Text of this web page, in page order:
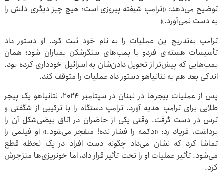
توضیح می‌دهد: «ترامپ شیفته پیروزی است؛ هیچ چیز دیگری دلش را
به دست نمی‌آورد.»
ترامپ به‌تدریج این عملیات را به نام خود ثبت کرد. او دستور داد
تأسیسات هسته‌ای فردو با بمب‌های سنگرشکن بمباران شود؛ همان
بمب‌هایی که پیش‌تر از تحویل دادن‌شان به اسرائیل خودداری کرده بود.
اندکی بعد هم به نتانیاهو دستور داد عملیات را متوقف کند.
پس از عملیات پیجرها در لبنان در سپتامبر ۲۰۲۴، نتانیاهو یک پیجر
طلایی برای ترامپ هدیه آورد. ترامپ دستگاه را با ترکیبی از شگفتی و
ترس در دست گرفت. وقتی یکی از حاضران در اتاق بیضی‌شکل آن را
برداشت، فریاد زد: «دکمه را فشار نده! منفجر می‌شود.» او فیلمی را
تماشا کرد که نشان می‌داد چگونه دست افراد در یک لحظه قطع
می‌شود. تأثیر عملیات او را تحت تأثیر قرار داد، اما خونریزی‌ها منزجرش
کرد.